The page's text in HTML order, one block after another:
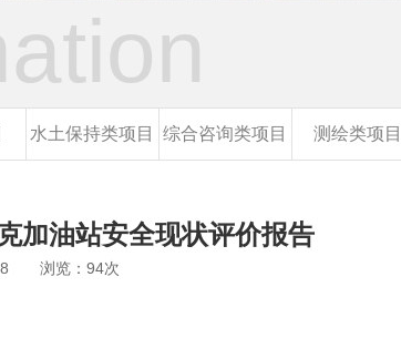
水土保持类项目 综合咨询类项目 测绘类项目
加油站安全现状评价报告
浏览：94次